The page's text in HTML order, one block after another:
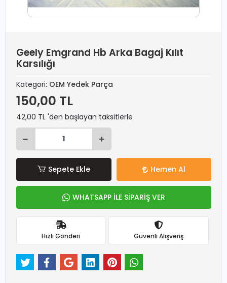
Geely Emgrand Hb Arka Bagaj Kılıt
Karsılığı
Kategori: OEM Yedek Parça
150,00 TL
42,00 TL 'den başlayan taksitlerle
Sepete Ekle Hemen Al
WHATSAPP İLE SİPARİŞ VER
Hızlı Gönderi Güvenli Alışveriş